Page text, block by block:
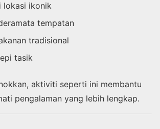
lokasi ikonik
tempatan
tradisional
tasik
aktiviti seperti ini membantu
pengalaman yang lebih lengkap.